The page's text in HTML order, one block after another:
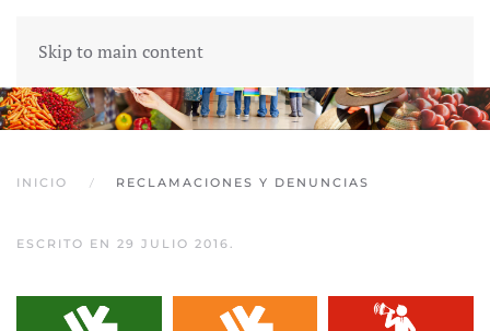
Skip to main content
INICIO RECLAMACIONES Y DENUNCIAS
ESCRITO EN 29 JULIO 2016.